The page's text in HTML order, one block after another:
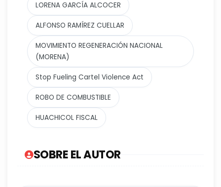
LORENA GARCÍA ALCOCER
ALFONSO RAMÍREZ CUELLAR
MOVIMIENTO REGENERACIÓN NACIONAL
(MORENA)
Stop Fueling Cartel Violence Act
ROBO DE COMBUSTIBLE
HUACHICOL FISCAL
SOBRE EL AUTOR